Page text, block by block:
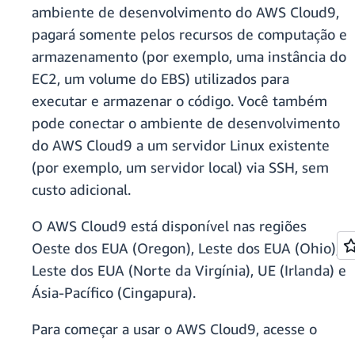
ambiente de desenvolvimento do AWS Cloud9,
pagará somente pelos recursos de computação e
armazenamento (por exemplo, uma instância do
EC2, um volume do EBS) utilizados para
executar e armazenar o código. Você também
pode conectar o ambiente de desenvolvimento
do AWS Cloud9 a um servidor Linux existente
(por exemplo, um servidor local) via SSH, sem
custo adicional.
O AWS Cloud9 está disponível nas regiões
Oeste dos EUA (Oregon), Leste dos EUA (Ohio),
Leste dos EUA (Norte da Virgínia), UE (Irlanda) e
Ásia-Pacífico (Cingapura).
Para começar a usar o AWS Cloud9, acesse o